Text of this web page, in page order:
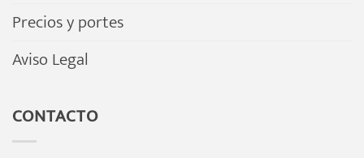
Precios y portes
Aviso Legal
CONTACTO